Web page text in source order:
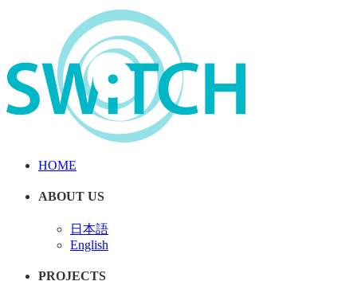
HOME
ABOUT US
日本語
English
PROJECTS